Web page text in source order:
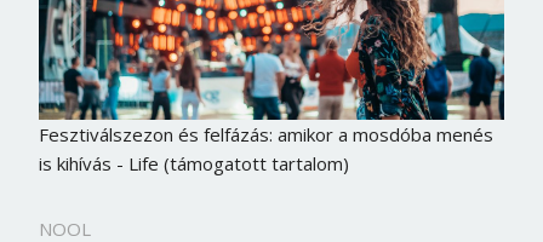
Fesztiválszezon és felfázás: amikor a mosdóba menés
is kihívás - Life (támogatott tartalom)
NOOL